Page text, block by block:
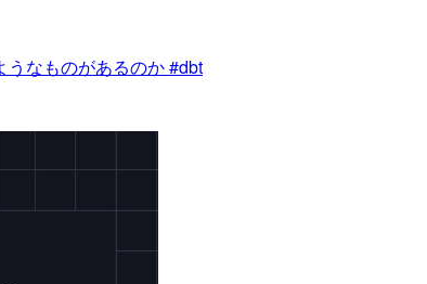
なものがあるのか #dbt